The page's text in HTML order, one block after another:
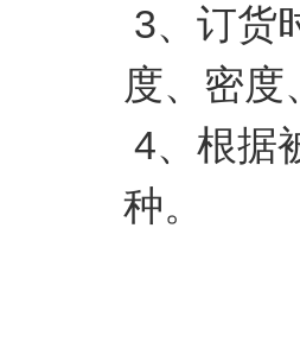
3、订货
度、密度
4、根据
种。